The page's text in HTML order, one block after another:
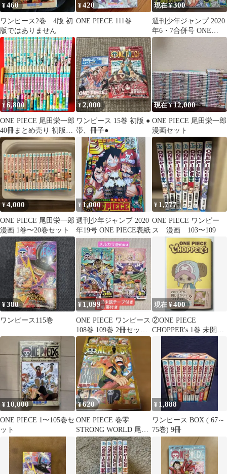
¥460
ワンピース2巻 4版 初
版ではありません
¥420
ONE PIECE 111巻
現在 ¥300
週刊少年ジャンプ 2020
年6・7合併号 ONE
PIECE巻頭カラー
¥6,800
ONE PIECE 尾田栄一郎
40冊まとめ売り 初版セ
ット
¥2,000
ワンピース 15巻 初版 ●
帯、冊子●
現在 ¥12,000
ONE PIECE 尾田栄一郎
漫画セット
¥4,000
ONE PIECE 尾田栄一郎
漫画 1巻〜20巻セット
¥1,000
週刊少年ジャンプ 2020
年19号 ONE PIECE表紙
¥ 1,777
ONE PIECE ワンピー
ス 漫画 103〜109
¥380
ワンピース115巻
¥ 1,099
ONE PIECE ワンピース
108巻 109巻 2冊セット
初版 帯付き
現在 ¥400
②ONE PIECE
CHOPPER's 1巻 未開封
¥ 10,000
ONE PIECE 1〜105巻セ
ット
¥620
ONE PIECE 巻零
STRONG WORLD 尾田
栄一郎 非売品
¥ 1,888
ワンピース BOX ( 67～
75巻) 9冊